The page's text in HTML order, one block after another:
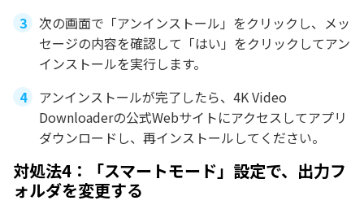
次の画面で「アンインストール」をクリックし、メッ
セージの内容を確認して「はい」をクリックしてアン
インストールを実行します。
アンインストールが完了したら、4K Video
Downloaderの公式Webサイトにアクセスしてアプリ
ダウンロードし、再インストールしてください。
対処法4：「スマートモード」設定で、出力フ
ォルダを変更する